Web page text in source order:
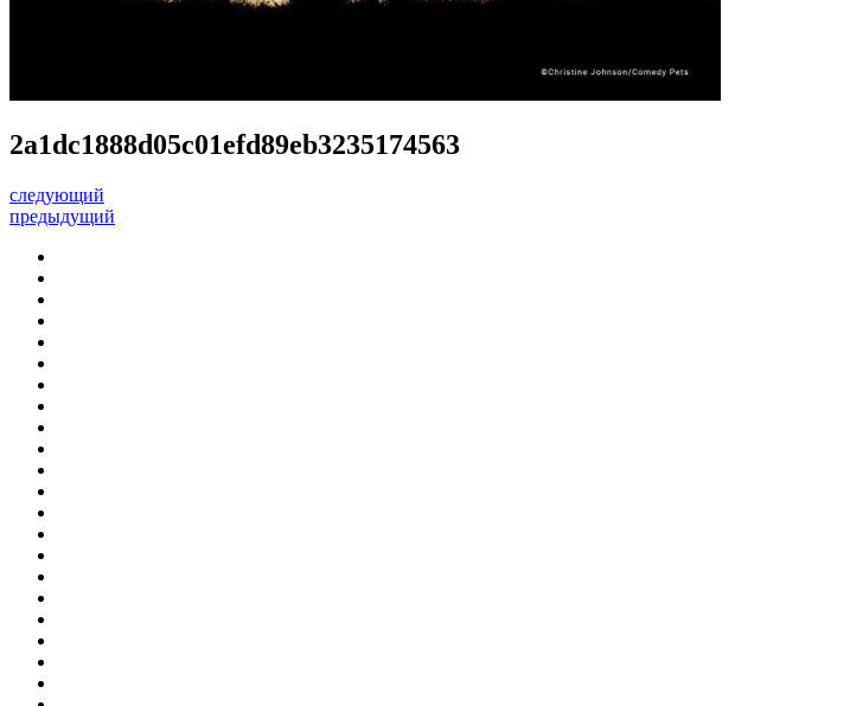
2a1dc1888d05c01efd89eb3235174563
следующий
предыдущий